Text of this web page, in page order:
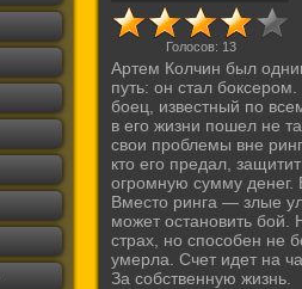
Голосов: 13
Артем Колчин был
путь: он стал
боец, известный по
в его жизни пошел не
свои проблемы вне
кто его предал,
огромную сумму денег.
Вместо ринга — злые
может остановить бой.
страх, но способен не
умерла. Счет идет на
За собственную жизнь.